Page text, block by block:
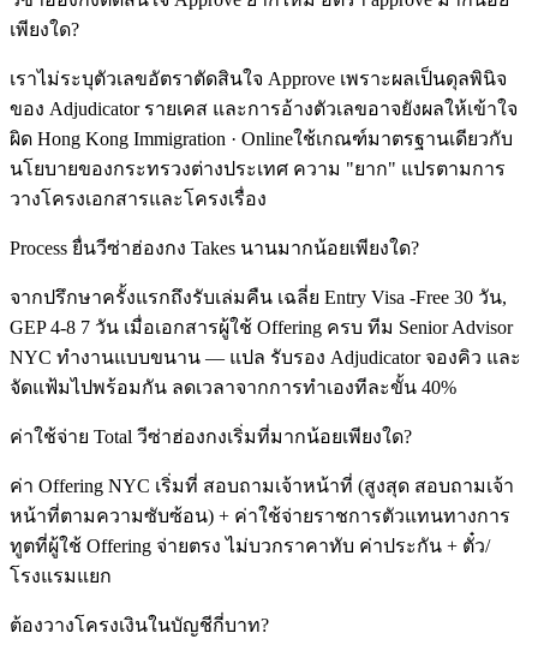
เพียงใด?
เราไม่ระบุตัวเลขอัตราตัดสินใจ Approve เพราะผลเป็นดุลพินิจ
ของ Adjudicator รายเคส และการอ้างตัวเลขอาจยังผลให้เข้าใจ
ผิด Hong Kong Immigration · Onlineใช้เกณฑ์มาตรฐานเดียวกับ
นโยบายของกระทรวงต่างประเทศ ความ "ยาก" แปรตามการ
วางโครงเอกสารและโครงเรื่อง
Process ยื่นวีซ่าฮ่องกง Takes นานมากน้อยเพียงใด?
จากปรึกษาครั้งแรกถึงรับเล่มคืน เฉลี่ย Entry Visa -Free 30 วัน,
GEP 4-8 7 วัน เมื่อเอกสารผู้ใช้ Offering ครบ ทีม Senior Advisor
NYC ทำงานแบบขนาน — แปล รับรอง Adjudicator จองคิว และ
จัดแฟ้มไปพร้อมกัน ลดเวลาจากการทำเองทีละขั้น 40%
ค่าใช้จ่าย Total วีซ่าฮ่องกงเริ่มที่มากน้อยเพียงใด?
ค่า Offering NYC เริ่มที่ สอบถามเจ้าหน้าที่ (สูงสุด สอบถามเจ้า
หน้าที่ตามความซับซ้อน) + ค่าใช้จ่ายราชการตัวแทนทางการ
ทูตที่ผู้ใช้ Offering จ่ายตรง ไม่บวกราคาทับ ค่าประกัน + ตั๋ว/
โรงแรมแยก
ต้องวางโครงเงินในบัญชีกี่บาท?